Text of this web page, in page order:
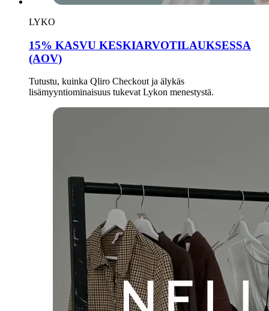
LYKO
15% KASVU KESKIARVOTILAUKSESSA
(AOV)
Tutustu, kuinka Qliro Checkout ja älykäs
lisämyyntiominaisuus tukevat Lykon menestystä.